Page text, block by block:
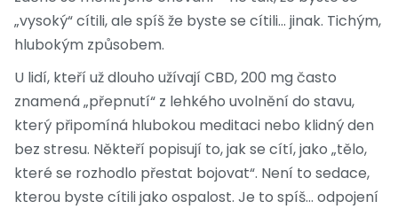
„vysoký“ cítili, ale spíš že byste se cítili… jinak. Tichým,
hlubokým způsobem.
U lidí, kteří už dlouho užívají CBD, 200 mg často
znamená „přepnutí“ z lehkého uvolnění do stavu,
který připomíná hlubokou meditaci nebo klidný den
bez stresu. Někteří popisují to, jak se cítí, jako „tělo,
které se rozhodlo přestat bojovat“. Není to sedace,
kterou byste cítili jako ospalost. Je to spíš… odpojení